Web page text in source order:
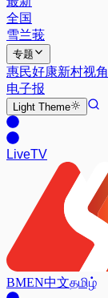
全国
雪兰莪
专题
惠民好康新村视角
电子报
Light Theme
LiveTV
BMEN中文தமிழ்